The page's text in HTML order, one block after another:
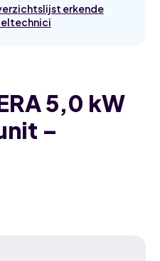
erkende
5,0 kW
–